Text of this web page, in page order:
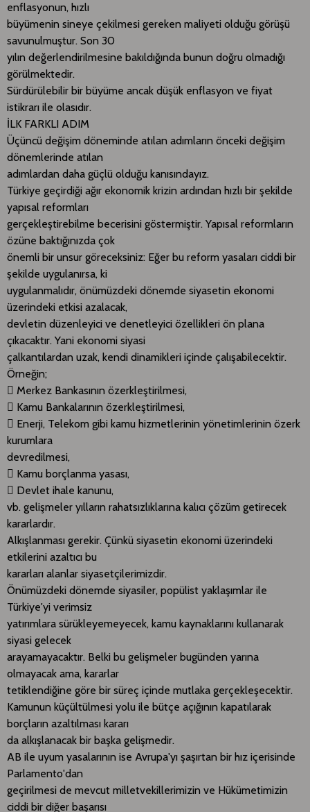
enflasyonun, hızlı
büyümenin sineye çekilmesi gereken maliyeti olduğu görüşü
savunulmuştur. Son 30
yılın değerlendirilmesine bakıldığında bunun doğru olmadığı
görülmektedir.
Sürdürülebilir bir büyüme ancak düşük enflasyon ve fiyat
istikrarı ile olasıdır.
İLK FARKLI ADIM
Üçüncü değişim döneminde atılan adımların önceki değişim
dönemlerinde atılan
adımlardan daha güçlü olduğu kanısındayız.
Türkiye geçirdiği ağır ekonomik krizin ardından hızlı bir şekilde
yapısal reformları
gerçekleştirebilme becerisini göstermiştir. Yapısal reformların
özüne baktığınızda çok
önemli bir unsur göreceksiniz: Eğer bu reform yasaları ciddi bir
şekilde uygulanırsa, ki
uygulanmalıdır, önümüzdeki dönemde siyasetin ekonomi
üzerindeki etkisi azalacak,
devletin düzenleyici ve denetleyici özellikleri ön plana
çıkacaktır. Yani ekonomi siyasi
çalkantılardan uzak, kendi dinamikleri içinde çalışabilecektir.
Örneğin;
 Merkez Bankasının özerkleştirilmesi,
 Kamu Bankalarının özerkleştirilmesi,
 Enerji, Telekom gibi kamu hizmetlerinin yönetimlerinin özerk
kurumlara
devredilmesi,
 Kamu borçlanma yasası,
 Devlet ihale kanunu,
vb. gelişmeler yılların rahatsızlıklarına kalıcı çözüm getirecek
kararlardır.
Alkışlanması gerekir. Çünkü siyasetin ekonomi üzerindeki
etkilerini azaltıcı bu
kararları alanlar siyasetçilerimizdir.
Önümüzdeki dönemde siyasiler, popülist yaklaşımlar ile
Türkiye'yi verimsiz
yatırımlara sürükleyemeyecek, kamu kaynaklarını kullanarak
siyasi gelecek
arayamayacaktır. Belki bu gelişmeler bugünden yarına
olmayacak ama, kararlar
tetiklendiğine göre bir süreç içinde mutlaka gerçekleşecektir.
Kamunun küçültülmesi yolu ile bütçe açığının kapatılarak
borçların azaltılması kararı
da alkışlanacak bir başka gelişmedir.
AB ile uyum yasalarının ise Avrupa'yı şaşırtan bir hız içerisinde
Parlamento'dan
geçirilmesi de mevcut milletvekillerimizin ve Hükümetimizin
ciddi bir diğer başarısı